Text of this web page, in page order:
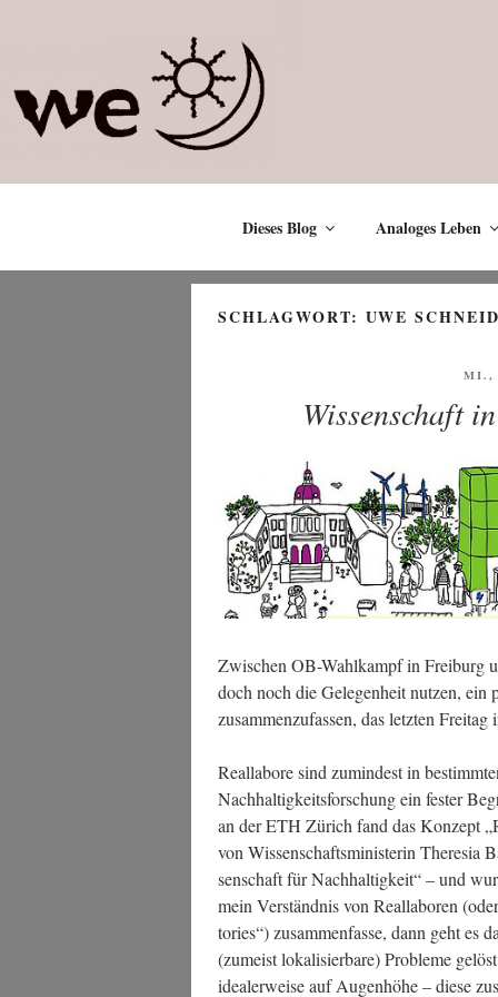
Dieses Blog Analoges Leben
SCHLAGWORT: UWE
MI.,
Wissenschaft
Zwi­schen OB-Wahl­kampf in Frei­burg
doch noch die Gele­gen­heit nut­zen, ein
zusam­men­zu­fas­sen, das letz­ten
Real­la­bo­re sind zumin­dest in
Nach­hal­tig­keits­for­schung ein fes­ter
an der ETH Zürich fand das Kon­zept
von Wis­sen­schafts­mi­nis­te­rin The­re­sia
sen­schaft für Nach­hal­tig­keit“ – und
mein Ver­ständ­nis von Real­la­bo­ren
to­ries“) zusam­men­fas­se, dann geht es
(zumeist loka­li­sier­ba­re) Pro­ble­me
idea­ler­wei­se auf Augen­hö­he – die­se